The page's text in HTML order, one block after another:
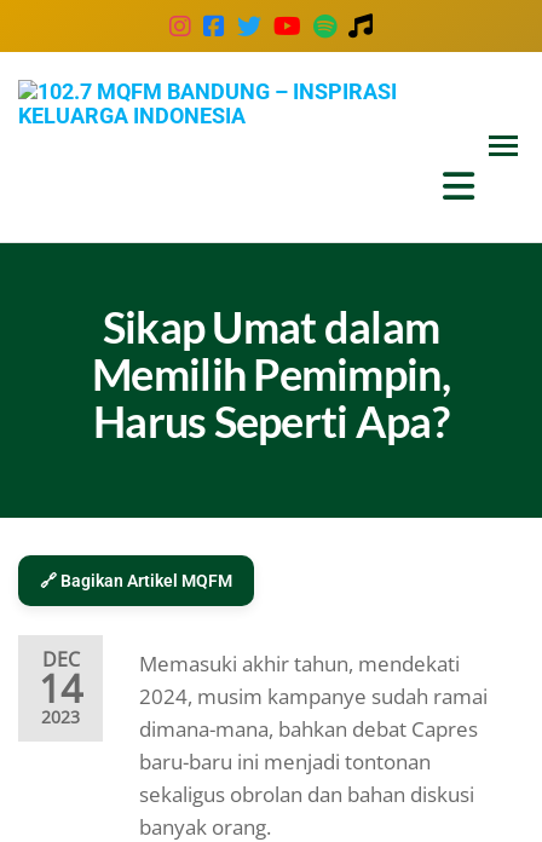
Sikap Umat dalam
Memilih Pemimpin,
Harus Seperti Apa?
🔗 Bagikan Artikel MQFM
DEC
14
2023
Memasuki akhir tahun, mendekati
2024, musim kampanye sudah ramai
dimana-mana, bahkan debat Capres
baru-baru ini menjadi tontonan
sekaligus obrolan dan bahan diskusi
banyak orang.